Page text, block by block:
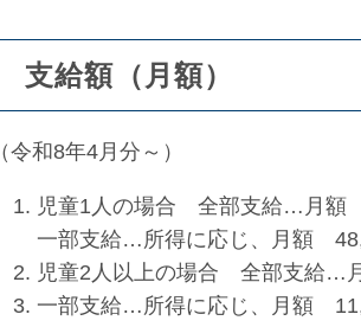
支給額（月額）
（令和8年4月分～）
児童1人の場合 全部支給…月額
一部支給…所得に応じ、月額
児童2人以上の場合 全部支給…
一部支給…所得に応じ、月額